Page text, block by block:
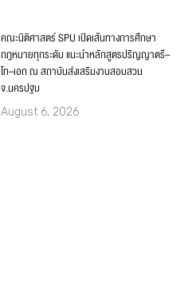
คณะนิติศาสตร์ SPU เปิดเส้นทางการศึกษา
กฎหมายทุกระดับ แนะนำหลักสูตรปริญญาตรี–
โท–เอก ณ สถาบันส่งเสริมงานสอบสวน
จ.นครปฐม
August 6, 2026